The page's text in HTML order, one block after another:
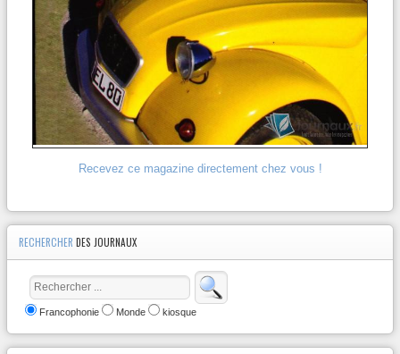
Recevez ce magazine directement chez vous !
RECHERCHER DES JOURNAUX
Francophonie Monde kiosque